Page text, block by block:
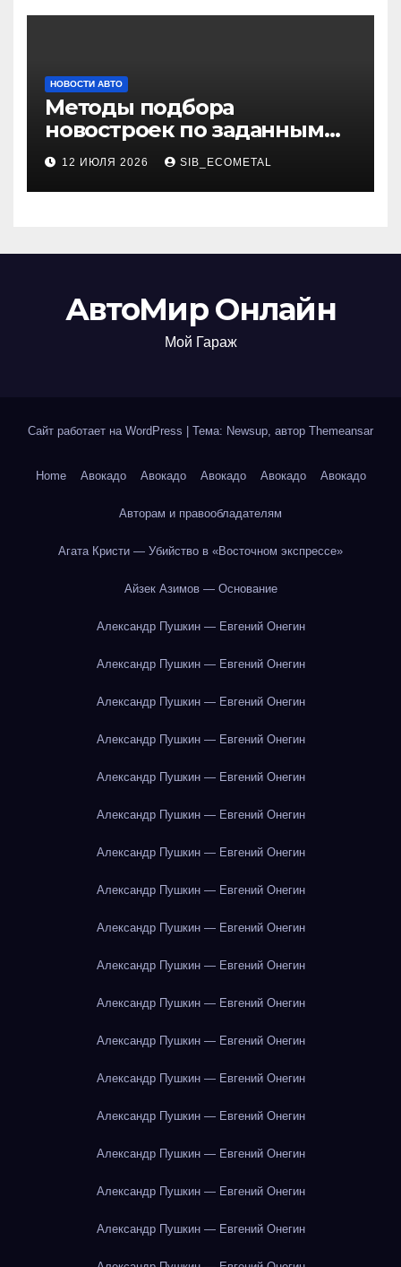
НОВОСТИ АВТО
Методы подбора
новостроек по заданным
критериям
12 ИЮЛЯ 2026 SIB_ECOMETAL
АвтоМир Онлайн
Мой Гараж
Сайт работает на WordPress Тема: Newsup, автор Themeansar
Home Авокадо Авокадо Авокадо Авокадо Авокадо
Авторам и правообладателям
Агата Кристи — Убийство в «Восточном экспрессе»
Айзек Азимов — Основание
Александр Пушкин — Евгений Онегин
Александр Пушкин — Евгений Онегин
Александр Пушкин — Евгений Онегин
Александр Пушкин — Евгений Онегин
Александр Пушкин — Евгений Онегин
Александр Пушкин — Евгений Онегин
Александр Пушкин — Евгений Онегин
Александр Пушкин — Евгений Онегин
Александр Пушкин — Евгений Онегин
Александр Пушкин — Евгений Онегин
Александр Пушкин — Евгений Онегин
Александр Пушкин — Евгений Онегин
Александр Пушкин — Евгений Онегин
Александр Пушкин — Евгений Онегин
Александр Пушкин — Евгений Онегин
Александр Пушкин — Евгений Онегин
Александр Пушкин — Евгений Онегин